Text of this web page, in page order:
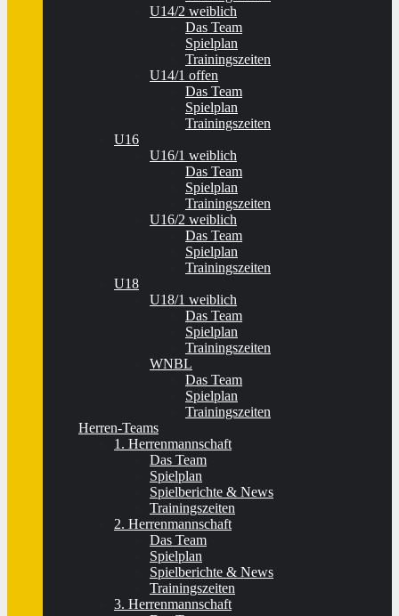
U14/2 weiblich
Das Team
Spielplan
Trainingszeiten
U14/1 offen
Das Team
Spielplan
Trainingszeiten
U16
U16/1 weiblich
Das Team
Spielplan
Trainingszeiten
U16/2 weiblich
Das Team
Spielplan
Trainingszeiten
U18
U18/1 weiblich
Das Team
Spielplan
Trainingszeiten
WNBL
Das Team
Spielplan
Trainingszeiten
Herren-Teams
1. Herrenmannschaft
Das Team
Spielplan
Spielberichte & News
Trainingszeiten
2. Herrenmannschaft
Das Team
Spielplan
Spielberichte & News
Trainingszeiten
3. Herrenmannschaft